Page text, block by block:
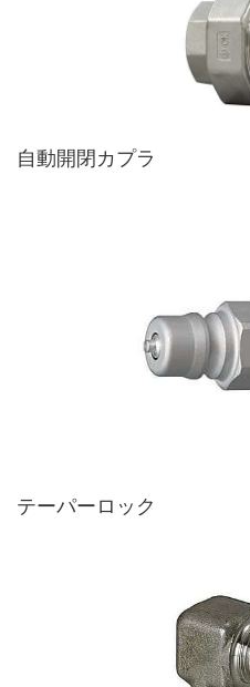
自動開閉カプラ
テーパーロック